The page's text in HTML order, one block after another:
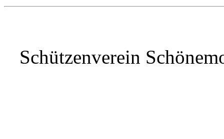
Schützenverein